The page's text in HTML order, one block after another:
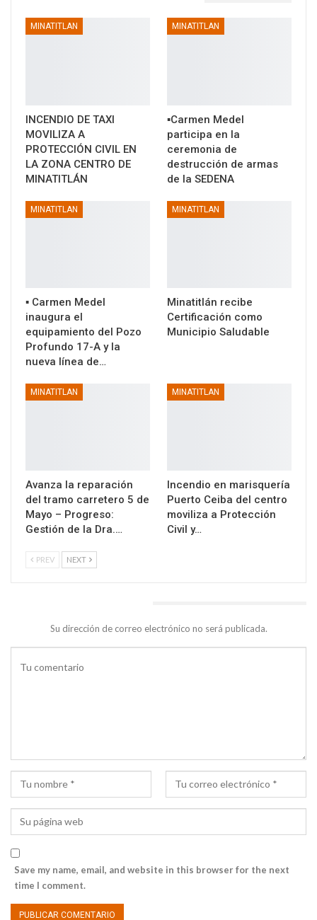
MINATITLAN
INCENDIO DE TAXI
MOVILIZA A
PROTECCIÓN CIVIL EN
LA ZONA CENTRO DE
MINATITLÁN
MINATITLAN
▪️Carmen Medel
participa en la
ceremonia de
destrucción de armas
de la SEDENA
MINATITLAN
▪️ Carmen Medel
inaugura el
equipamiento del Pozo
Profundo 17-A y la
nueva línea de…
MINATITLAN
Minatitlán recibe
Certificación como
Municipio Saludable
MINATITLAN
Avanza la reparación
del tramo carretero 5 de
Mayo – Progreso:
Gestión de la Dra.…
MINATITLAN
Incendio en marisquería
Puerto Ceiba del centro
moviliza a Protección
Civil y…
PREV NEXT
Su dirección de correo electrónico no será publicada.
Save my name, email, and website in this browser for the next
time I comment.